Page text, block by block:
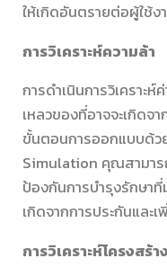
ให้เกิดอันตรายต่อผู้ใช้ง
การวิเคราะห์ความล้า
การดำเนินการวิเคราะ
เหลวของที่อาจจะเกิดจ
ขั้นตอนการออกแบบด้ว
Simulation คุณสามาร
ป้องกันการบำรุงรักษา
เกิดจากการประกันแล
การวิเคราะห์โครงสร้าง